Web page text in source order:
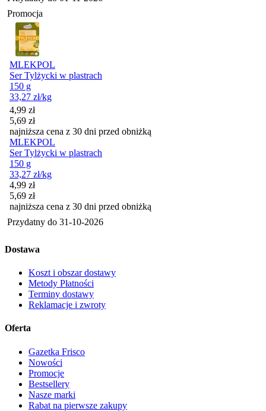
Promocja
MLEKPOL
Ser Tylżycki w plastrach
150 g
33,27 zł/kg
Cena promocyjna
4,99 zł
5,69 zł
najniższa cena z 30 dni przed obniżką
MLEKPOL
Ser Tylżycki w plastrach
150 g
33,27 zł/kg
Cena promocyjna
4,99 zł
5,69 zł
najniższa cena z 30 dni przed obniżką
Przydatny do 31-10-2026
Dostawa
Koszt i obszar dostawy
Metody Płatności
Terminy dostawy
Reklamacje i zwroty
Oferta
Gazetka Frisco
Nowości
Promocje
Bestsellery
Nasze marki
Rabat na pierwsze zakupy